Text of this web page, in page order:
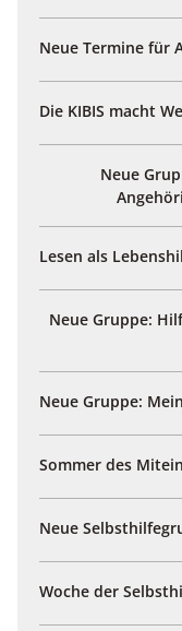
Neue Termine für
Die KIBIS macht
Neue
Lesen als
Neue Gruppe:
Neue Gruppe:
Sommer des
Neue
Woche der